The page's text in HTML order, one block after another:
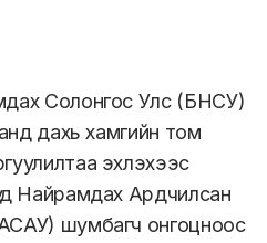
Солонгос Улс (БНСУ)
дахь хамгийн том
эхлэхээс
Найрамдах Ардчилсан
шумбагч онгоцноос